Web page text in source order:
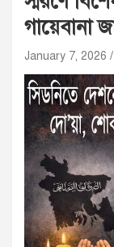
গায়েবানা
January 7, 2026